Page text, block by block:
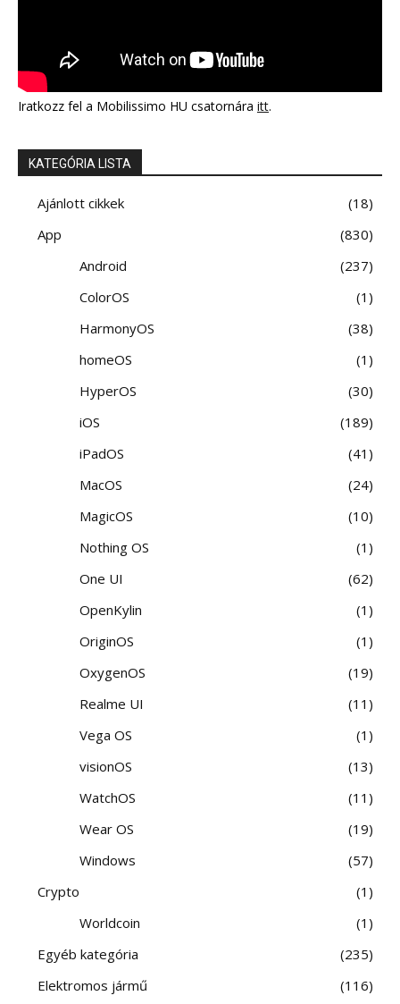
Iratkozz fel a Mobilissimo HU csatornára itt.
KATEGÓRIA LISTA
Ajánlott cikkek
18
App
830
Android
237
ColorOS
1
HarmonyOS
38
homeOS
1
HyperOS
30
iOS
189
iPadOS
41
MacOS
24
MagicOS
10
Nothing OS
1
One UI
62
OpenKylin
1
OriginOS
1
OxygenOS
19
Realme UI
11
Vega OS
1
visionOS
13
WatchOS
11
Wear OS
19
Windows
57
Crypto
1
Worldcoin
1
Egyéb kategória
235
Elektromos jármű
116